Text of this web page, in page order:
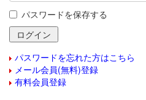
パスワードを保存する
パスワードを忘れた方はこちら
メール会員(無料)登録
有料会員登録